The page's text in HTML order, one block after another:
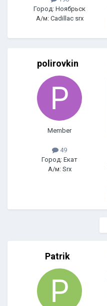
Город: Ноябрьск
А/м: Cadillac srx
polirovkin
Member
49
Город: Екат
А/м: Srx
Patrik